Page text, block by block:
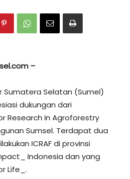
–
Sumatera Selatan (Sumel)
dukungan dari
Research In Agroforestry
Sumsel. Terdapat dua
ICRAF di provinsi
Indonesia dan yang
Life_.